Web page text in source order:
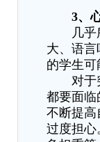
3、
几乎所
大、语
的学生
对于突
都要面临
不断提高
过度担心